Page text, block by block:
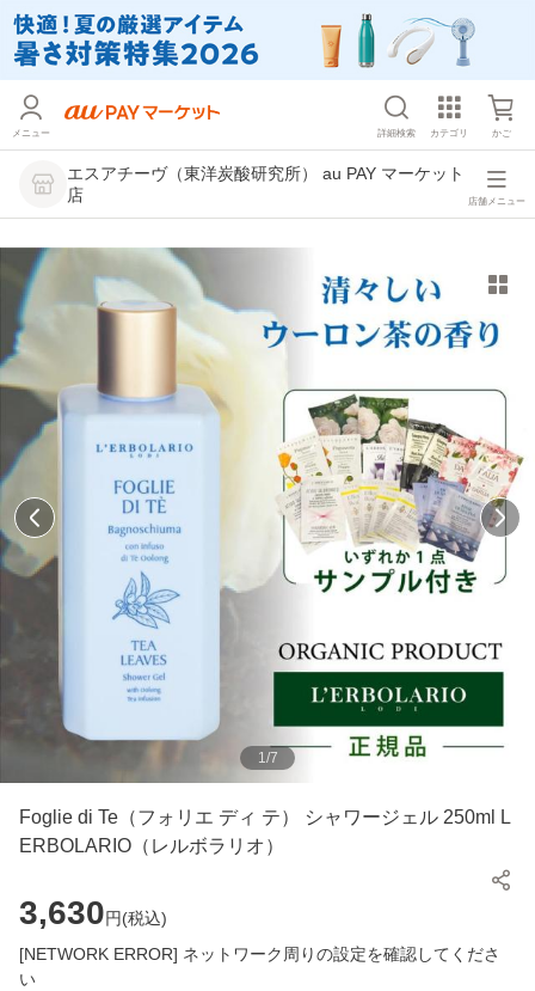
メニュー 詳細検索 カテゴリ かご
エスアチーヴ（東洋炭酸研究所） au PAY マーケット
店
店舗メニュー
1/7
Foglie di Te（フォリエ ディ テ） シャワージェル 250ml L
ERBOLARIO（レルボラリオ）
3,630円(税込)
[NETWORK ERROR] ネットワーク周りの設定を確認してくださ
い